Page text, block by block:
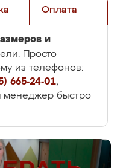
Оплата
и
Просто
из телефонов:
665-24-01,
менеджер быстро